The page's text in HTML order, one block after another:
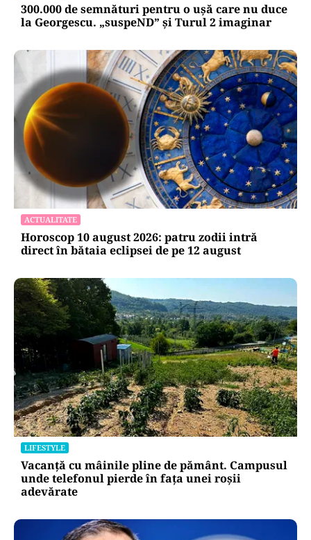
300.000 de semnături pentru o ușă care nu duce
la Georgescu. „suspeND” și Turul 2 imaginar
ACTUALITATE
Horoscop 10 august 2026: patru zodii intră
direct în bătaia eclipsei de pe 12 august
LIFESTYLE
Vacanță cu mâinile pline de pământ. Campusul
unde telefonul pierde în fața unei roșii
adevărate